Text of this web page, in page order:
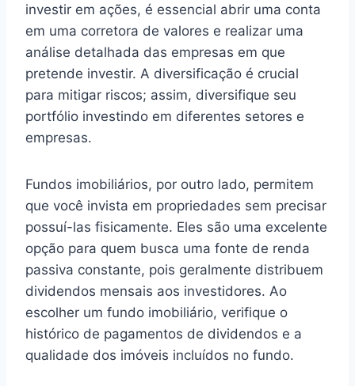
investir em ações, é essencial abrir uma conta
em uma corretora de valores e realizar uma
análise detalhada das empresas em que
pretende investir. A diversificação é crucial
para mitigar riscos; assim, diversifique seu
portfólio investindo em diferentes setores e
empresas.
Fundos imobiliários, por outro lado, permitem
que você invista em propriedades sem precisar
possuí-las fisicamente. Eles são uma excelente
opção para quem busca uma fonte de renda
passiva constante, pois geralmente distribuem
dividendos mensais aos investidores. Ao
escolher um fundo imobiliário, verifique o
histórico de pagamentos de dividendos e a
qualidade dos imóveis incluídos no fundo.